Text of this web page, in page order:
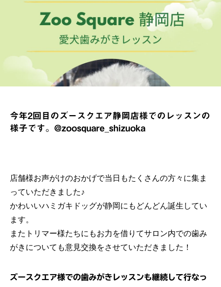
今年2回目のズースクエア静岡店様でのレッスンの
様子です。 @zoosquare_shizuoka
店舗様お声がけのおかげで当日もたくさんの方々に集ま
っていただきました♪
かわいいハミガキドッグが静岡にもどんどん誕生してい
ます。
またトリマー様たちにもお力を借りてサロン内での歯み
がきについても意見交換をさせていただきました！
ズースクエア様での歯みがきレッスンも継続して行なっ